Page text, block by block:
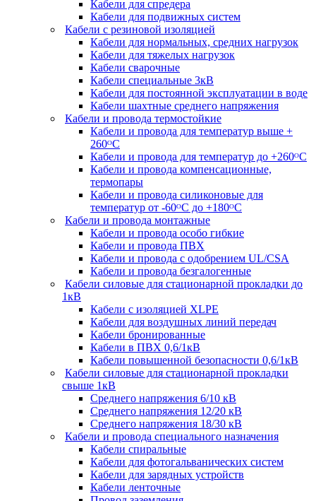
Кабели для спредера
Кабели для подвижных систем
Кабели с резиновой изоляцией
Кабели для нормальных, средних нагрузок
Кабели для тяжелых нагрузок
Кабели сварочные
Кабели специальные 3кВ
Кабели для постоянной эксплуатации в воде
Кабели шахтные среднего напряжения
Кабели и провода термостойкие
Кабели и провода для температур выше +
260ᴼС
Кабели и провода для температур до +260ᴼС
Кабели и провода компенсационные,
термопары
Кабели и провода силиконовые для
температур от -60ᴼC до +180ᴼС
Кабели и провода монтажные
Кабели и провода особо гибкие
Кабели и провода ПВХ
Кабели и провода с одобрением UL/CSA
Кабели и провода безгалогенные
Кабели силовые для стационарной прокладки до
1кВ
Кабели c изоляцией XLPE
Кабели для воздушных линий передач
Кабели бронированные
Кабели в ПВХ 0,6/1кВ
Кабели повышенной безопасности 0,6/1кВ
Кабели силовые для стационарной прокладки
свыше 1кВ
Среднего напряжения 6/10 кВ
Среднего напряжения 12/20 кВ
Среднего напряжения 18/30 кВ
Кабели и провода специального назначения
Кабели спиральные
Кабели для фотогальванических систем
Кабели для зарядных устройств
Кабели ленточные